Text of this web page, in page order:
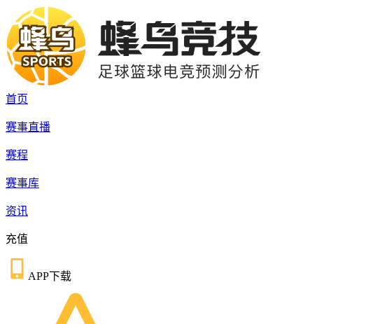
首页
赛事直播
赛程
赛事库
资讯
充值
APP下载